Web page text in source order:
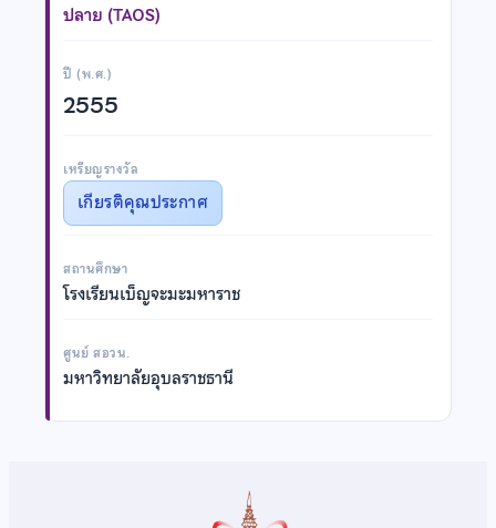
ปลาย (TAOS)
ปี (พ.ศ.)
2555
เหรียญรางวัล
เกียรติคุณประกาศ
สถานศึกษา
โรงเรียนเบ็ญจะมะมหาราช
ศูนย์ สอวน.
มหาวิทยาลัยอุบลราชธานี